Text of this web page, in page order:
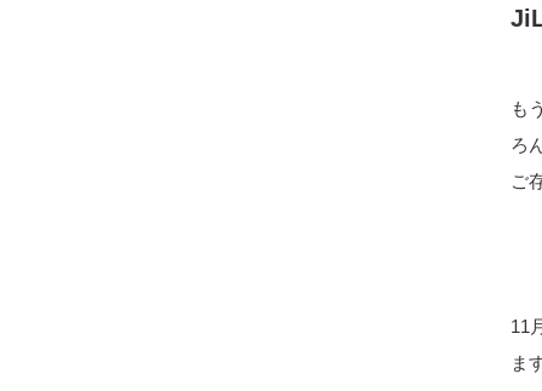
も
ろ
ご
11
ま